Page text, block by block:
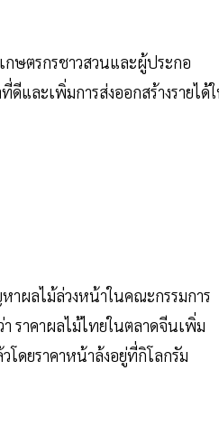
กษตรกรชาวสวนและผู้ประกอ
และเพิ่มการส่งออกสร้างรายได้
ผลไม้ล่วงหน้าในคณะกรรมการ
ราคาผลไม้ไทยในตลาดจีนเพิ่ม
โดยราคาหน้าล้งอยู่ที่กิโลกรัม